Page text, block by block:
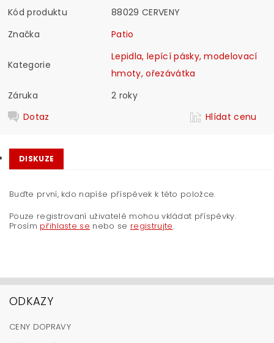
Kód produktu
88029 CERVENY
Značka
Patio
Kategorie
Lepidla, lepící pásky, modelovací
hmoty, ořezávátka
Záruka
2 roky
Dotaz
Hlídat cenu
DISKUZE
Buďte první, kdo napíše příspěvek k této položce.
Pouze registrovaní uživatelé mohou vkládat příspěvky.
Prosím přihlaste se nebo se registrujte.
ODKAZY
CENY DOPRAVY